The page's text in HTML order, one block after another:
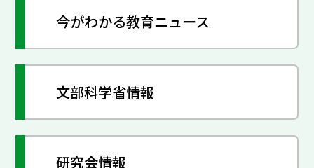
今がわかる教育ニュース
文部科学省情報
研究会情報